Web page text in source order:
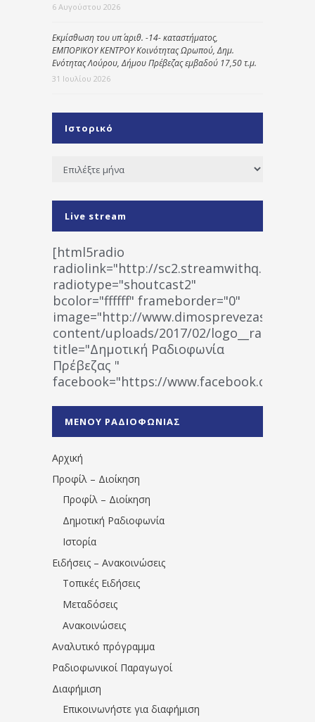
6 Αυγούστου 2026
Εκμίσθωση του υπ΄ αριθ. -14- καταστήματος,
ΕΜΠΟΡΙΚΟΥ ΚΕΝΤΡΟΥ Κοινότητας Ωρωπού, Δημ.
Ενότητας Λούρου, Δήμου Πρέβεζας εμβαδού 17,50 τ.μ.
31 Ιουλίου 2026
Ιστορικό
Ιστορικό
Live stream
[html5radio
radiolink="http://
radiotype="shoutcast2"
bcolor="ffffff" frameborder="0"
image="http://www.dimosprevezas.gr/wp-
content/uploads/2017/02/
title="Δημοτική Ραδιοφωνία
Πρέβεζας "
facebook="https://www.facebook.com/
1531194763766854/" artist="" ]
ΜΕΝΟΥ ΡΑΔΙΟΦΩΝΙΑΣ
Αρχική
Προφίλ – Διοίκηση
Προφίλ – Διοίκηση
Δημοτική Ραδιοφωνία
Ιστορία
Ειδήσεις – Ανακοινώσεις
Τοπικές Ειδήσεις
Μεταδόσεις
Ανακοινώσεις
Αναλυτικό πρόγραμμα
Ραδιοφωνικοί Παραγωγοί
Διαφήμιση
Επικοινωνήστε για διαφήμιση